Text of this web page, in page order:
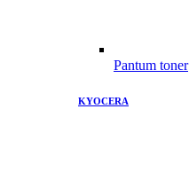
Pantum toner
KYOCERA